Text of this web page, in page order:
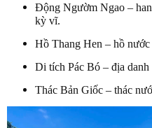
Động Ngườm Ngao –
kỳ vĩ.
Hồ Thang Hen – hồ
Di tích Pác Bó – địa
Thác Bản Giốc – thác